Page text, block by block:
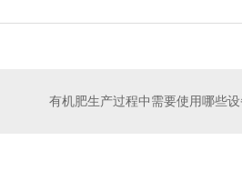
有机肥生产过程中需要使用哪些设